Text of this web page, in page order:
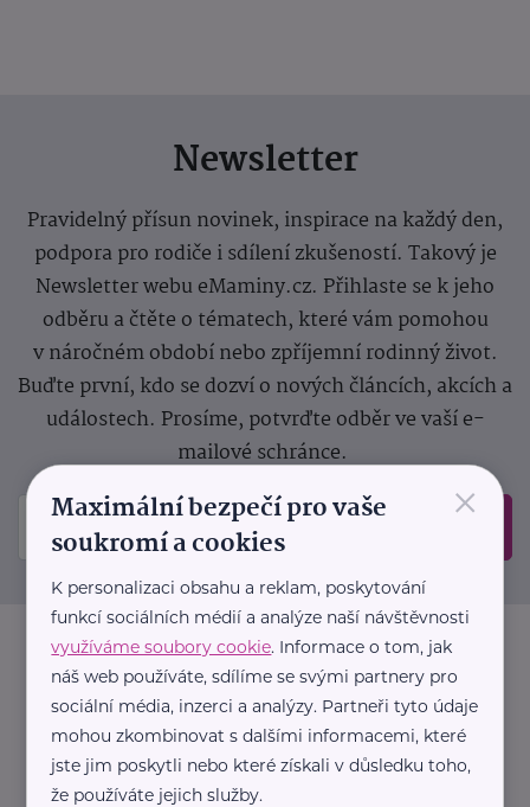
Newsletter
Pravidelný přísun novinek, inspirace na každý den,
podpora pro rodiče i sdílení zkušeností. Takový je
Newsletter webu eMaminy.cz. Přihlaste se k jeho
odběru a čtěte o tématech, které vám pomohou
v náročném období nebo zpříjemní rodinný život.
Buďte první, kdo se dozví o nových článcích, akcích a
událostech. Prosíme, potvrďte odběr ve vaší e-
mailové schránce.
×
Maximální bezpečí pro vaše
soukromí a cookies
K personalizaci obsahu a reklam, poskytování
funkcí sociálních médií a analýze naší návštěvnosti
využíváme soubory cookie. Informace o tom, jak
náš web používáte, sdílíme se svými partnery pro
sociální média, inzerci a analýzy. Partneři tyto údaje
mohou zkombinovat s dalšími informacemi, které
jste jim poskytli nebo které získali v důsledku toho,
že používáte jejich služby.